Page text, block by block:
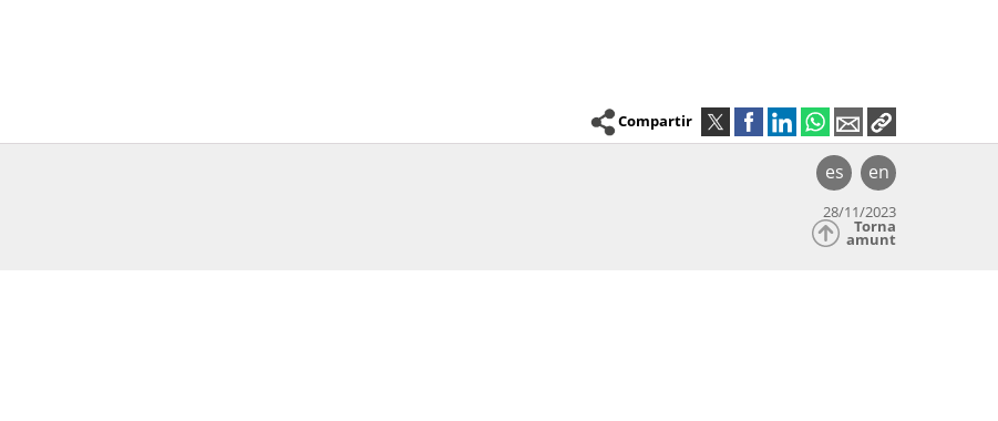
Compartir
es en
28/11/2023
Torna
amunt